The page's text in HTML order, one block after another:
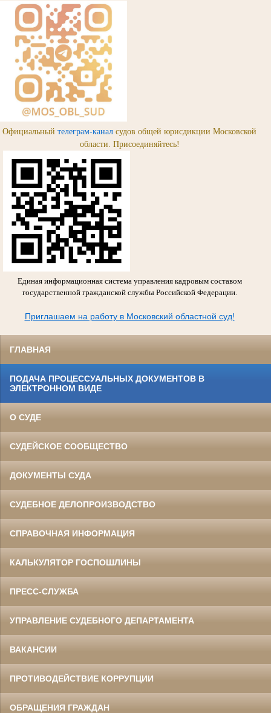
Официальный телеграм-канал судов общей юрисдикции Московской
области. Присоединяйтесь!
Единая информационная система управления кадровым составом
государственной гражданской службы Российской Федерации.
Приглашаем на работу в Московский областной суд!
ГЛАВНАЯ
ПОДАЧА ПРОЦЕССУАЛЬНЫХ ДОКУМЕНТОВ В
ЭЛЕКТРОННОМ ВИДЕ
О СУДЕ
СУДЕЙСКОЕ СООБЩЕСТВО
ДОКУМЕНТЫ СУДА
СУДЕБНОЕ ДЕЛОПРОИЗВОДСТВО
СПРАВОЧНАЯ ИНФОРМАЦИЯ
КАЛЬКУЛЯТОР ГОСПОШЛИНЫ
ПРЕСС-СЛУЖБА
УПРАВЛЕНИЕ СУДЕБНОГО ДЕПАРТАМЕНТА
ВАКАНСИИ
ПРОТИВОДЕЙСТВИЕ КОРРУПЦИИ
ОБРАЩЕНИЯ ГРАЖДАН